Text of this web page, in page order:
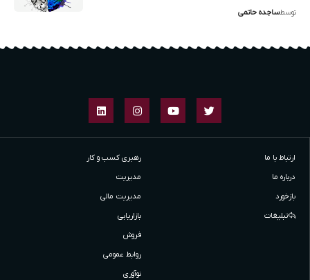
توسطساجده حاتمی
ارتباط با ما
درباره ما
بازخورد
تبلیغات
رهبری کسب و کار
مدیریت
مدیریت مالی
بازاریابی
فروش
روابط عمومی
نوآوری